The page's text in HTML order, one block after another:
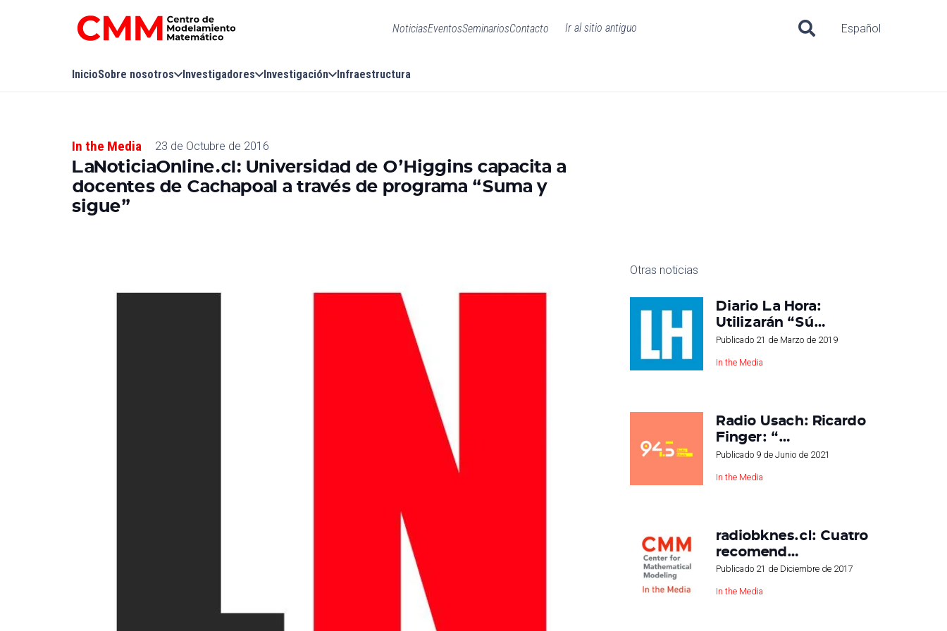
NoticiasEventosSeminariosContacto Ir al sitio antiguo Español
InicioSobre nosotros Investigadores Investigación Infraestructura
In the Media 23 de Octubre de 2016
LaNoticiaOnline.cl: Universidad de O’Higgins capacita a
docentes de Cachapoal a través de programa “Suma y
sigue”
Otras noticias
Diario La Hora:
Utilizarán “Sú…
Publicado 21 de Marzo de 2019
In the Media
Radio Usach: Ricardo
Finger: “…
Publicado 9 de Junio de 2021
In the Media
radiobknes.cl: Cuatro
recomend…
Publicado 21 de Diciembre de 2017
In the Media